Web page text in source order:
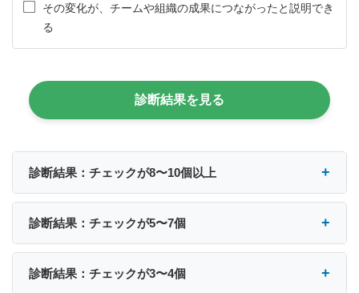
その変化が、チームや組織の成果につながったと説明でき
る
診断結果を見る
診断結果：チェックが8〜10個以上
診断結果：チェックが5〜7個
診断結果：チェックが3〜4個